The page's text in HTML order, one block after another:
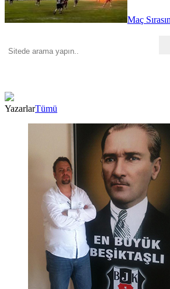
Maç
YazarlarTümü